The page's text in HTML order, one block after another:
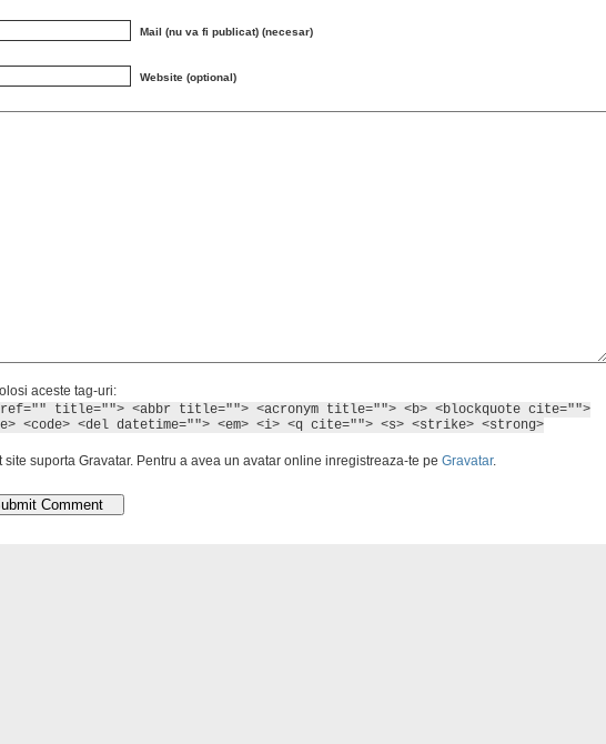
Mail (nu va fi publicat) (necesar)
Website (optional)
aceste tag-uri:
title=""> <abbr title=""> <acronym title=""> <b> <blockquote cite="">
<code> <del datetime=""> <em> <i> <q cite=""> <s> <strike> <strong>
site suporta Gravatar. Pentru a avea un avatar online inregistreaza-te pe Gravatar.